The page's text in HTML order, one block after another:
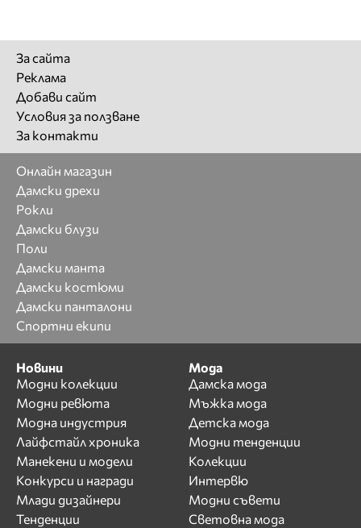
За сайта
Реклама
Добави сайт
Условия за ползване
За контакти
Онлайн магазин
Дамски дрехи
Рокли
Дамски блузи
Поли
Дамски манта
Дамски костюми
Дамски панталони
Спортни екипи
Новини
Модни колекции
Модни ревюта
Модна индустрия
Лайфстайл хроника
Манекени и модели
Конкурси и награди
Млади дизайнери
Тенденции
Мода
Дамска мода
Мъжка мода
Детска мода
Модни тенденции
Колекции
Интервю
Модни съвети
Световна мода